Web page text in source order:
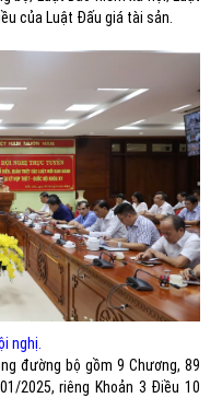
của Luật Đấu giá tài sản.
nghị.
đường bộ gồm 9 Chương, 89
2025, riêng Khoản 3 Điều 10